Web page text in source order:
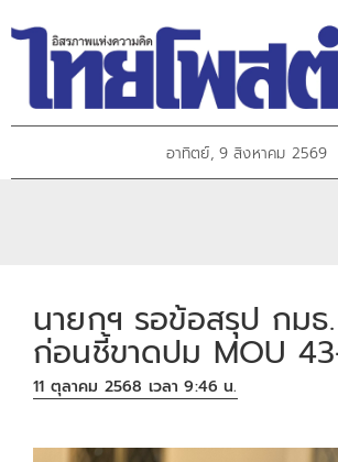
อาทิตย์, 9 สิงหาคม 2569
นายกฯ รอข้อสรุป กมธ
ก่อนชี้ขาดปม MOU
11 ตุลาคม 2568 เวลา 9:46 น.